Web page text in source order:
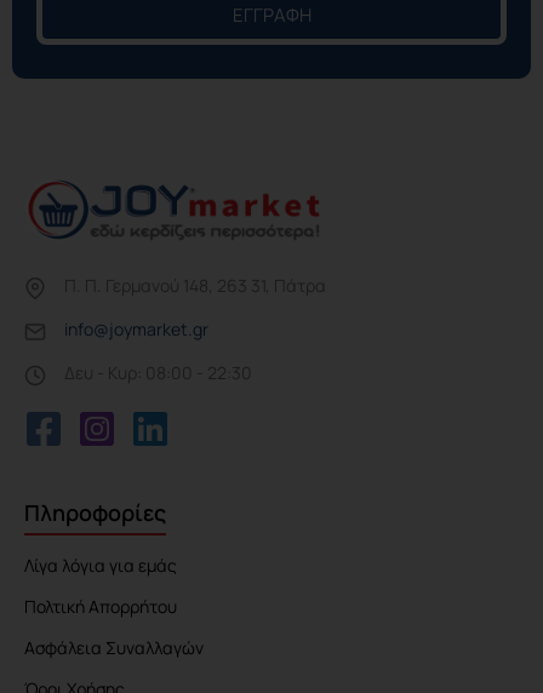
ΕΓΓΡΑΦΉ
Π. Π. Γερμανού 148, 263 31, Πάτρα
info@joymarket.gr
Δευ - Κυρ: 08:00 - 22:30
Πληροφορίες
Λίγα λόγια για εμάς
Πολτική Απορρήτου
Ασφάλεια Συναλλαγών